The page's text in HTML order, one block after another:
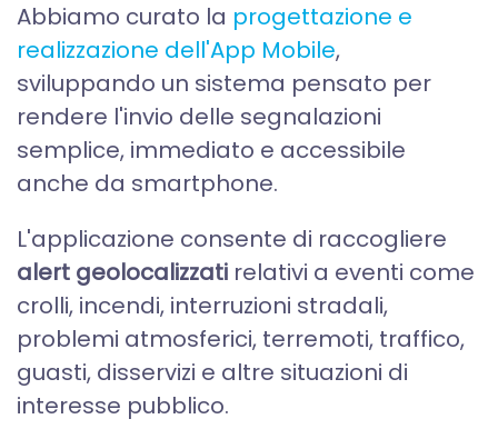
Abbiamo curato la progettazione e
realizzazione dell'App Mobile,
sviluppando un sistema pensato per
rendere l'invio delle segnalazioni
semplice, immediato e accessibile
anche da smartphone.
L'applicazione consente di raccogliere
alert geolocalizzati relativi a eventi come
crolli, incendi, interruzioni stradali,
problemi atmosferici, terremoti, traffico,
guasti, disservizi e altre situazioni di
interesse pubblico.